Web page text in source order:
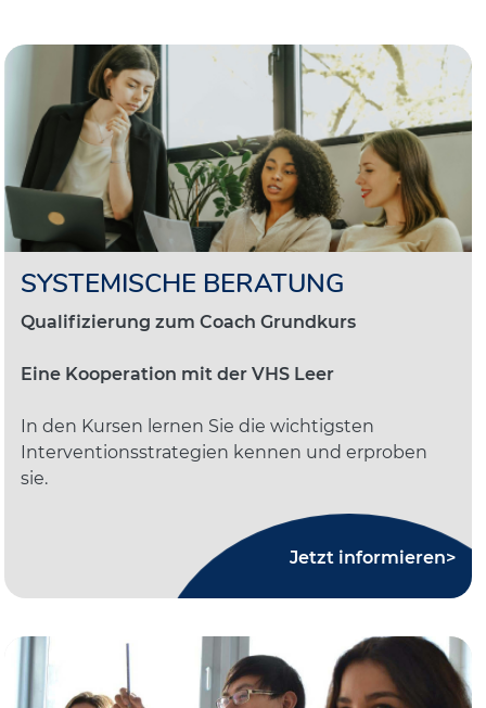
SYSTEMISCHE BERATUNG
Qualifizierung zum Coach Grundkurs
Eine Kooperation mit der VHS Leer
In den Kursen lernen Sie die wichtigsten
Interventionsstrategien kennen und erproben
sie.
Jetzt informieren>